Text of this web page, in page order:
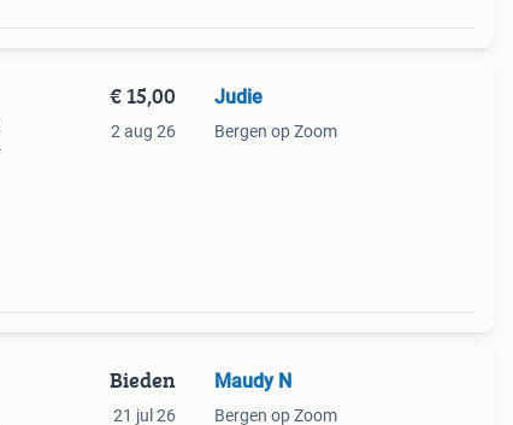
€ 15,00
2 aug 26
Judie
Bergen op Zoom
Bieden
21 jul 26
Maudy N
Bergen op Zoom